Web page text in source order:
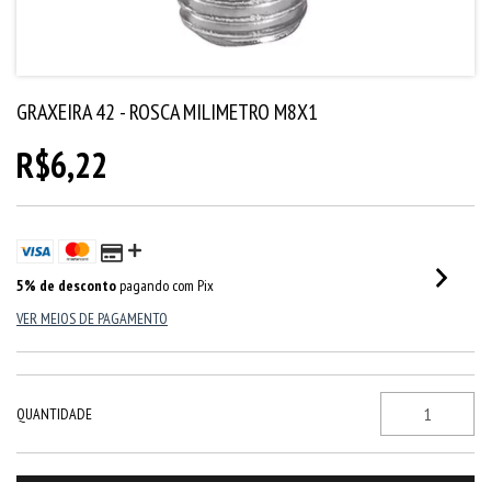
GRAXEIRA 42 - ROSCA MILIMETRO M8X1
R$6,22
5% de descontopagando com Pix
VER MEIOS DE PAGAMENTO
QUANTIDADE